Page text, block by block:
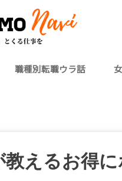
職種別転職ウラ話
えるお得に